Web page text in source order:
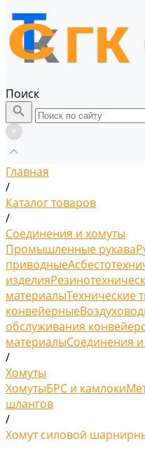
Поиск
Главная
/
Каталог товаров
/
Соединения и хомуты
Промышленные рукава
приводные
изделия
материалыТехнические
конвейерные
обслуживания
материалыСоединения
/
Хомуты
ХомутыБРС и камлоки
шлангов
/
Хомут силовой